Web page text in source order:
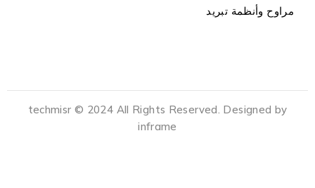
مراوح وأنظمة تبريد
techmisr © 2024 All Rights Reserved. Designed by
inframe